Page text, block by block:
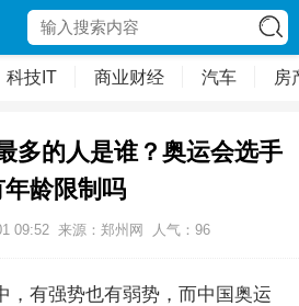
科技IT 商业财经 汽车 房
多的人是谁？奥运会选手
年龄限制吗
09:52 来源：郑州网 人气： 96
，有强势也有弱势，而中国奥运